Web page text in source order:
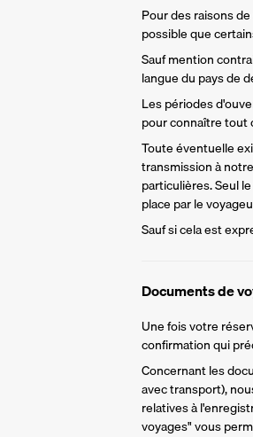
Pour des raisons
possible que
Sauf mention
langue du pays de
Les périodes
pour connaître tout
Toute éventuelle
transmission à
particulières. Seul
place par le
Sauf si cela est
Documents de
Une fois votre
confirmation qui
Concernant les
avec transport),
relatives à
voyages" vous